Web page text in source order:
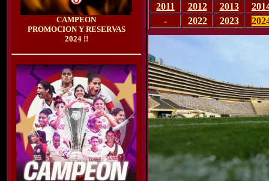
CAMPEON
PROMOCION Y RESERVAS
2024 !!
2011
2012 2013
-
2022 2023